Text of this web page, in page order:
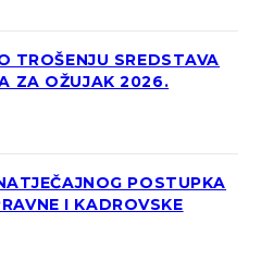
TROŠENJU SREDSTAVA
ZA OŽUJAK 2026.
POSTUPKA
I KADROVSKE